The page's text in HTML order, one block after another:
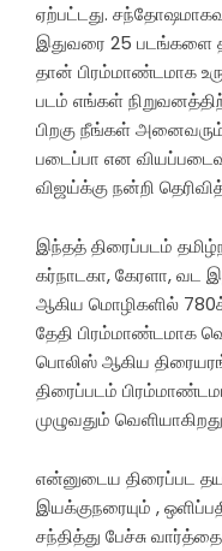
ஏற்பட்டது.
இதுவரை 25 படங்களை
தான் பிரம்மாண்டமாக
படம் எங்கள்
பிறகு நீங்கள் அனைவரும்
படைப்பா என
விஜய்க்கு நன்றி
இந்தத் திரைப்படம்
கர்நாடகா, கேரளா, வட
ஆகிய மொழிகளில்
தேதி பிரம்மாண்டமாக
பொலிஸ் ஆகிய
திரைப்படம்
முழுவதும்
என்னுடைய திரைப்பட
இயக்குநரையும் ,
சந்தித்து பேச்சு